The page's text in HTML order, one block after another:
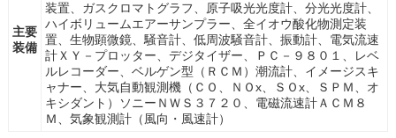
主要
装備
装置、ガスクロマトグラフ、原子吸光光度計、分光光度計、
ハイボリュームエアーサンプラー、全イオウ酸化物測定装
置、生物顕微鏡、騒音計、低周波騒音計、振動計、電気流速
計ＸＹ－プロッター、デジタイザー、ＰＣ－９８０１、レベ
ルレコーダー、ベルゲン型（ＲＣＭ）潮流計、イメージスキ
ャナー、大気自動観測機（ＣＯ、ＮＯx、ＳＯx、ＳＰＭ、オ
キシダント）ソニーＮＷＳ３７２０、電磁流速計ＡＣＭ８
Ｍ、気象観測計（風向・風速計）